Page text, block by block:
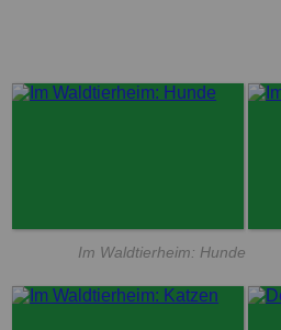
Im Waldtierheim: Hunde